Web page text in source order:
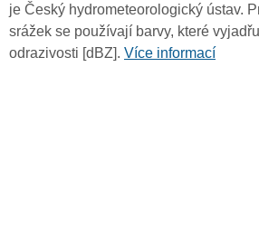
je Český hydrometeorologický ústav.
srážek se používají barvy, které
odrazivosti [dBZ]. Více informací